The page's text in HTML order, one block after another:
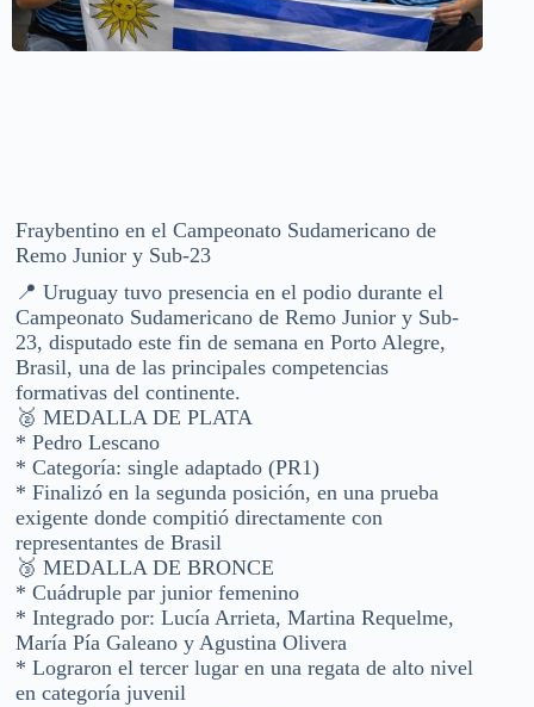
Fraybentino en el Campeonato Sudamericano de
Remo Junior y Sub-23
📍 Uruguay tuvo presencia en el podio durante el
Campeonato Sudamericano de Remo Junior y Sub-
23, disputado este fin de semana en Porto Alegre,
Brasil, una de las principales competencias
formativas del continente.
🥈 MEDALLA DE PLATA
* Pedro Lescano
* Categoría: single adaptado (PR1)
* Finalizó en la segunda posición, en una prueba
exigente donde compitió directamente con
representantes de Brasil
🥉 MEDALLA DE BRONCE
* Cuádruple par junior femenino
* Integrado por: Lucía Arrieta, Martina Requelme,
María Pía Galeano y Agustina Olivera
* Lograron el tercer lugar en una regata de alto nivel
en categoría juvenil